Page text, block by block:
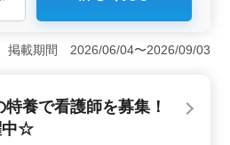
働く＞ 小田原市荻窪に位置す
では、夜勤がないため、安定し
ら働くことができます。訪問件
で安心できます。 ＜選べる
勤務が可能で、シフトは選べ
掲載期間 2026/06/04〜2026/09/03
養で看護師を募集！
中☆